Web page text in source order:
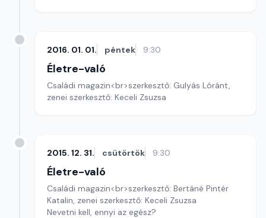
2016. 01. 01. péntek 9:30
Életre-való
Családi magazin<br>szerkesztő: Gulyás Lóránt,
zenei szerkesztő: Keceli Zsuzsa
2015. 12. 31. csütörtök 9:30
Életre-való
Családi magazin<br>szerkesztő: Bertáné Pintér
Katalin, zenei szerkesztő: Keceli Zsuzsa
Nevetni kell, ennyi az egész?